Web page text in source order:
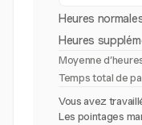
Heures
Heures
Moyenne
Temps total de
Vous avez
Les pointages